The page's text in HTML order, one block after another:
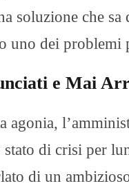
soluzione che
uno dei problemi
e Mai
agonia,
di crisi per
di un